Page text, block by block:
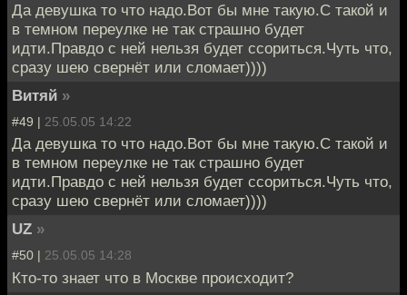
Да девушка то что надо.Вот бы мне такую.С такой и
в темном переулке не так страшно будет
идти.Правдо с ней нельзя будет ссориться.Чуть что,
сразу шею свернёт или сломает))))
Витяй »
#49 | 25.05.05 14:22
Да девушка то что надо.Вот бы мне такую.С такой и
в темном переулке не так страшно будет
идти.Правдо с ней нельзя будет ссориться.Чуть что,
сразу шею свернёт или сломает))))
UZ »
#50 | 25.05.05 14:28
Кто-то знает что в Москве происходит?